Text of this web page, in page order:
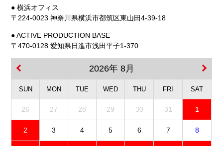
● 横浜オフィス
〒224-0023 神奈川県横浜市都筑区東山田4-39-18
● ACTIVE PRODUCTION BASE
〒470-0128 愛知県日進市浅田平子1-370
2026年 8月
SUN MON TUE WED THU FRI SAT
26 27 28 29 30 31 1
2 3 4 5 6 7 8